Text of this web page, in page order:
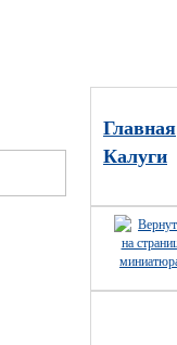
Главная
Калуги